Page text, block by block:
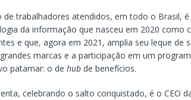
trabalhadores atendidos, em todo o Brasil,
da informação que nasceu em 2020 como
e que, agora em 2021, amplia seu leque de
marcas e a participação em um
patamar: o de hub de benefícios.
celebrando o salto conquistado, é o CEO